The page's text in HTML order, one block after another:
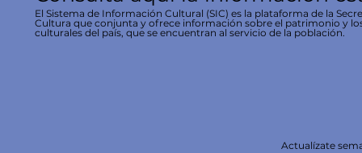
El Sistema de Información Cultural (SIC) es la plataforma de la
Cultura que conjunta y ofrece información sobre el patrimonio y
culturales del país, que se encuentran al servicio de la población.
Actualízate